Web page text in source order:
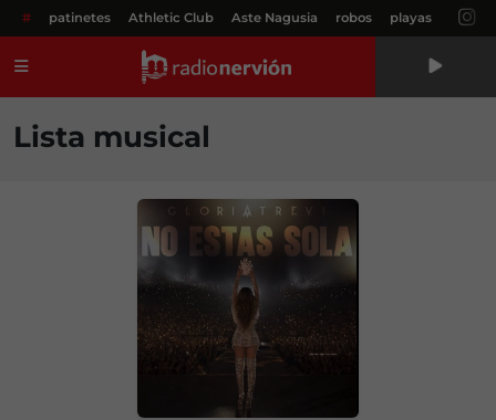
# patinetes Athletic Club Aste Nagusia robos playas
Lista musical